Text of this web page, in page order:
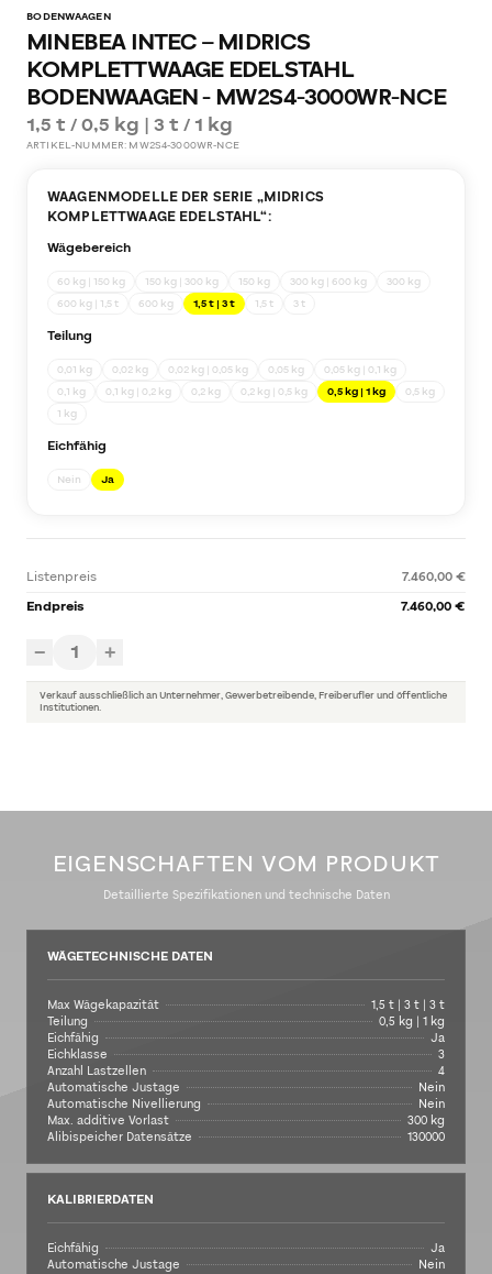
BODENWAAGEN
MINEBEA INTEC – MIDRICS
KOMPLETTWAAGE EDELSTAHL
BODENWAAGEN - MW2S4-3000WR-NCE
1,5 t / 0,5 kg | 3 t / 1 kg
ARTIKEL-NUMMER: MW2S4-3000WR-NCE
WAAGENMODELLE DER SERIE „MIDRICS
KOMPLETTWAAGE EDELSTAHL“:
Wägebereich
60 kg | 150 kg 150 kg | 300 kg 150 kg 300 kg | 600 kg
300 kg
600 kg | 1,5 t
600 kg 1,5 t | 3 t 1,5 t 3 t
Teilung
0,01 kg 0,02 kg 0,02 kg | 0,05 kg 0,05 kg
0,05 kg | 0,1 kg
0,1 kg
0,1 kg | 0,2 kg 0,2 kg 0,2 kg | 0,5 kg 0,5 kg | 1 kg
0,5 kg
1 kg
Eichfähig
Nein Ja
Listenpreis
7.460,00 €
Endpreis
7.460,00 €
− 1 +
Verkauf ausschließlich an Unternehmer, Gewerbetreibende, Freiberufler und öffentliche
Institutionen.
EIGENSCHAFTEN VOM PRODUKT
Detaillierte Spezifikationen und technische Daten
WÄGETECHNISCHE DATEN
Max Wägekapazität
1,5 t | 3 t | 3 t
Teilung
0,5 kg | 1 kg
Eichfähig
Ja
Eichklasse
3
Anzahl Lastzellen
4
Automatische Justage
Nein
Automatische Nivellierung
Nein
Max. additive Vorlast
300 kg
Alibispeicher Datensätze
130000
KALIBRIERDATEN
Eichfähig
Ja
Automatische Justage
Nein